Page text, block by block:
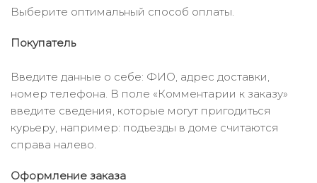
Выберите оптимальный способ оплаты.
Покупатель
Введите данные о себе: ФИО, адрес доставки,
номер телефона. В поле «Комментарии к заказу»
введите сведения, которые могут пригодиться
курьеру, например: подъезды в доме считаются
справа налево.
Оформление заказа